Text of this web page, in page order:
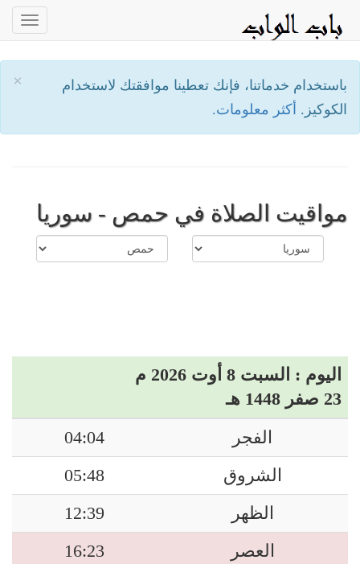
×
باستخدام خدماتنا، فإنك تعطينا موافقتك لاستخدام
الكوكيز. أكثر معلومات.
مواقيت الصلاة في حمص - سوريا
اليوم : السبت 8 أوت 2026 م
23 صفر 1448 هـ
الفجر
04:04
الشروق
05:48
الظهر
12:39
العصر
16:23